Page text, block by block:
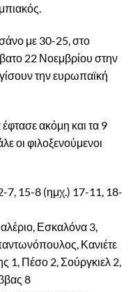
με 30-25, στο
22 Νοεμβρίου στην
την ευρωπαϊκή
έφτασε ακόμη και τα 9
οι φιλοξενούμενοι
7, 15-8 (ημχ.) 17-11, 18-
Εσκαλόνα 3,
Κανιέτε
1, Πέσο 2, Σούργκιελ 2,
8